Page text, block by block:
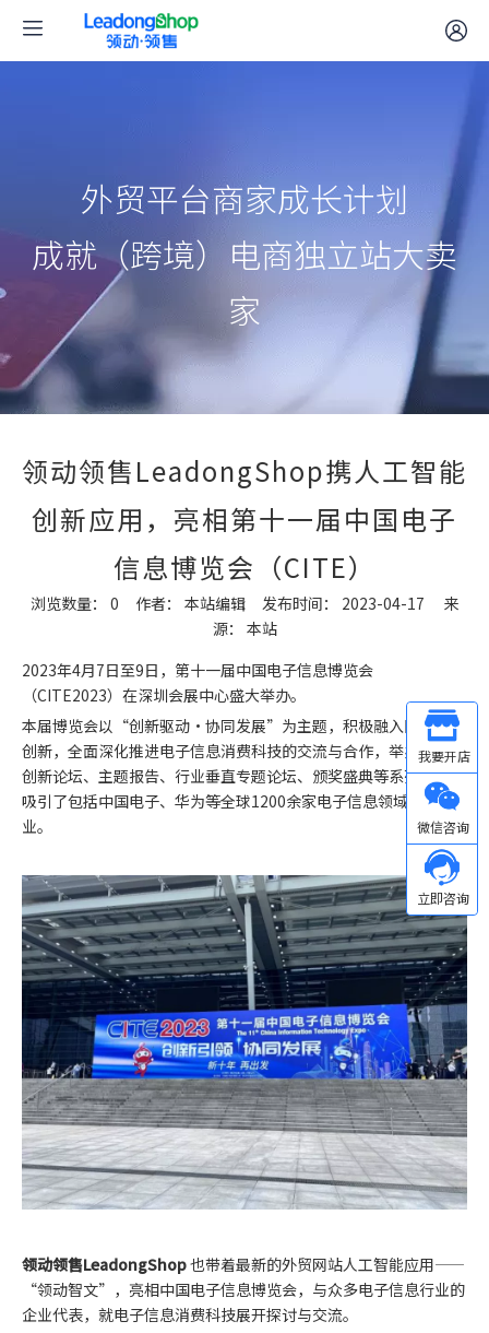
外贸平台商家成长计划
成就（跨境）电商独立站大卖
家
领动领售LeadongShop携人工智能
创新应用，亮相第十一届中国电子
信息博览会（CITE）
浏览数量： 0 作者： 本站编辑 发布时间： 2023-04-17 来
源： 本站
["wechat","weibo","qzone","douban","email"]
2023年4月7日至9日，第十一届中国电子信息博览会
（CITE2023）在深圳会展中心盛大举办。
本届博览会以“创新驱动·协同发展”为主题，积极融入国际科技
创新，全面深化推进电子信息消费科技的交流与合作，举办了科技
创新论坛、主题报告、行业垂直专题论坛、颁奖盛典等系列活动，
吸引了包括中国电子、华为等全球1200余家电子信息领域的企
业。
领动领售LeadongShop也带着最新的外贸网站人工智能应用——
“领动智文”，亮相中国电子信息博览会，与众多电子信息行业的
企业代表，就电子信息消费科技展开探讨与交流。
Other
微信